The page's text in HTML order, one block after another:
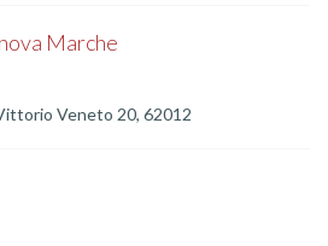
Marche
Veneto 20, 62012